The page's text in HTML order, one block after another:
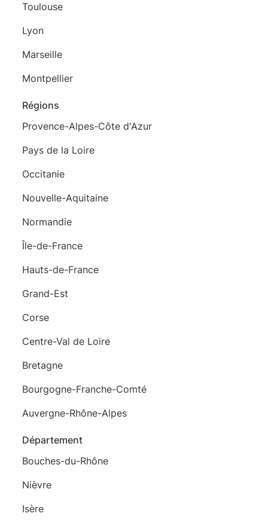
Toulouse
Lyon
Marseille
Montpellier
Régions
Provence-Alpes-Côte d'Azur
Pays de la Loire
Occitanie
Nouvelle-Aquitaine
Normandie
Île-de-France
Hauts-de-France
Grand-Est
Corse
Centre-Val de Loire
Bretagne
Bourgogne-Franche-Comté
Auvergne-Rhône-Alpes
Département
Bouches-du-Rhône
Nièvre
Isère